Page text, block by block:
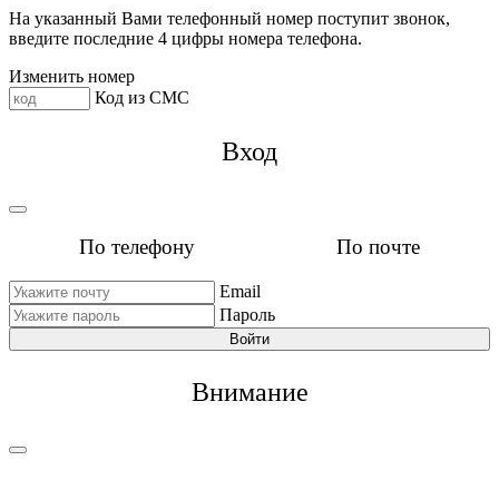
На указанный Вами телефонный номер поступит звонок,
введите последние 4 цифры номера телефона.
Изменить номер
Код из СМС
Вход
По телефону По почте
Email
Пароль
Войти
Внимание